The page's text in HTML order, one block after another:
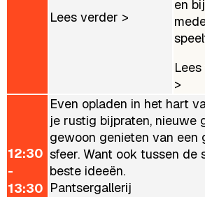
Lees verder >
en
>
12:30
-
13:30
Even opladen in het hart
je rustig bijpraten, nieuwe
gewoon genieten van een
sfeer. Want ook tussen
beste ideeën.
Pantsergallerij